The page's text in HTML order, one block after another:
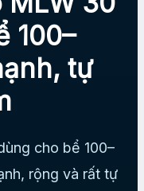
100–
tự
cho bể 100–
rộng và rất tự